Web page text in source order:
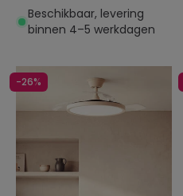
Beschikbaar, levering
binnen 4–5 werkdagen
-26%